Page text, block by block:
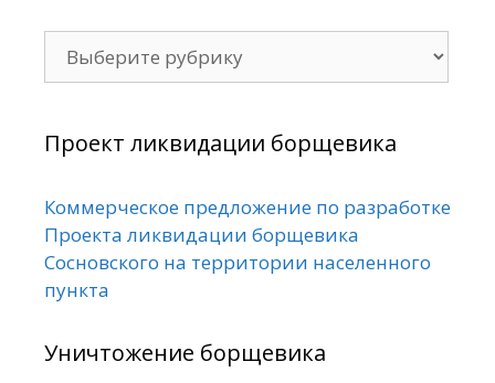
Рубрики
Проект ликвидации борщевика
Коммерческое предложение по разработке
Проекта ликвидации борщевика
Сосновского на территории населенного
пункта
Уничтожение борщевика